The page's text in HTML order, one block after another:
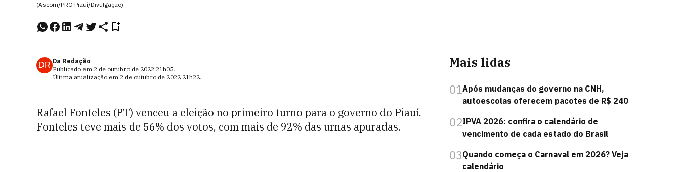
(Ascom/PRO Piauí/Divulgação)
DR Da Redação
Publicado em 2 de outubro de 2022 21h05.
Última atualização em 2 de outubro de 2022 21h22.
Rafael Fonteles (PT) venceu a eleição no primeiro turno para o governo do Piauí.
Fonteles teve mais de 56% dos votos, com mais de 92% das urnas apuradas.
Mais lidas
01Após mudanças do governo na CNH,
autoescolas oferecem pacotes de R$ 240
02IPVA 2026: confira o calendário de
vencimento de cada estado do Brasil
03Quando começa o Carnaval em 2026? Veja
calendário